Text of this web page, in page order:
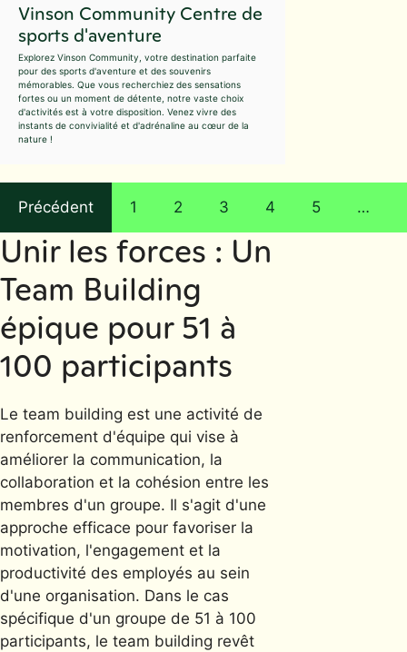
Vinson Community Centre de
sports d'aventure
Explorez Vinson Community, votre destination parfaite
pour des sports d'aventure et des souvenirs
mémorables. Que vous recherchiez des sensations
fortes ou un moment de détente, notre vaste choix
d'activités est à votre disposition. Venez vivre des
instants de convivialité et d'adrénaline au cœur de la
nature !
Précédent 1 2 3 4 5 …
Unir les forces : Un
Team Building
épique pour 51 à
100 participants
Le team building est une activité de
renforcement d'équipe qui vise à
améliorer la communication, la
collaboration et la cohésion entre les
membres d'un groupe. Il s'agit d'une
approche efficace pour favoriser la
motivation, l'engagement et la
productivité des employés au sein
d'une organisation. Dans le cas
spécifique d'un groupe de 51 à 100
participants, le team building revêt